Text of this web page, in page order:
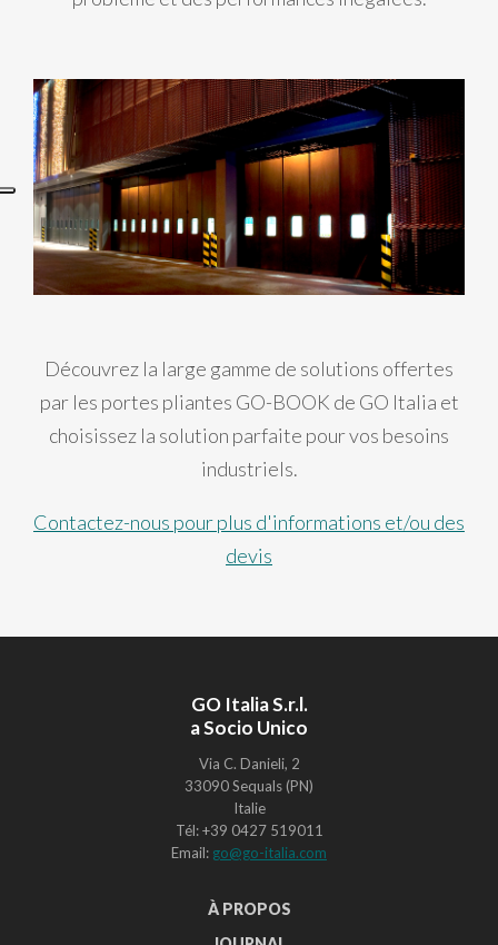
Découvrez la large gamme de solutions offertes
par les portes pliantes GO-BOOK de GO Italia et
choisissez la solution parfaite pour vos besoins
industriels.
Contactez-nous pour plus d'informations et/ou des
devis
GO Italia S.r.l.
a Socio Unico
Via C. Danieli, 2
33090 Sequals (PN)
Italie
Tél: +39 0427 519011
Email: go@go-italia.com
À PROPOS